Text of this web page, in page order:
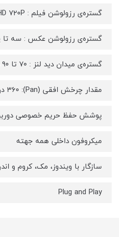
گستره‌ی رزولوشن فیلم : HD ۷۲۰P تا Full HD ۱۰۸۰p
گستره‌ی رزولوشن عکس : سه تا
گستره‌ی میدان دید لنز : ۷۰ تا ۹۰ درجه
مقدار چرخش افقی (Pan): ۳۶۰ درجه
پوشش حفظ حریم خصوصی
میکروفون داخلی همه جهته
سازگار با ویندوز، مک، کروم و
Plug and Play